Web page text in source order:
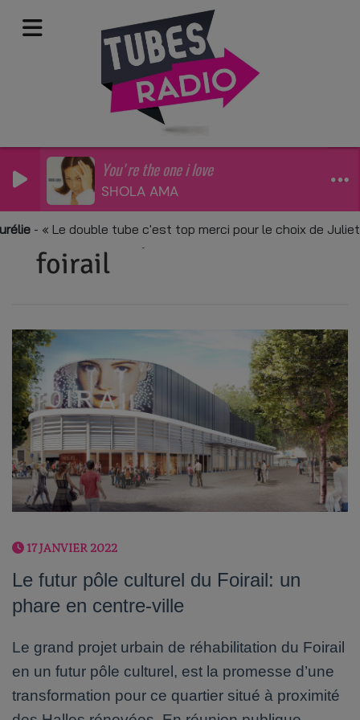
You're the one i love
SHOLA AMA
- Le double tube c'est top merci pour le choix de Juliette
Le futur pôle culturel du
foirail
17 JANVIER 2022
Le futur pôle culturel du Foirail: un
phare en centre-ville
Le grand projet urbain de réhabilitation du Foirail
en un futur pôle culturel, est la promesse d’une
transformation pour ce quartier situé à proximité